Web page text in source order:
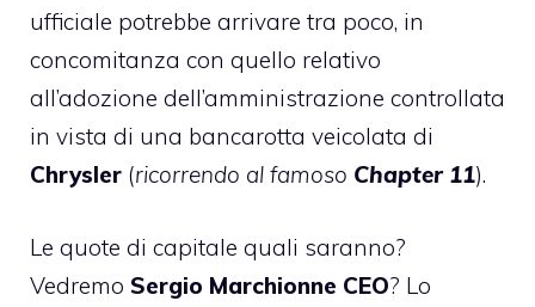
ufficiale potrebbe arrivare tra poco, in
concomitanza con quello relativo
all’adozione dell’amministrazione controllata
in vista di una bancarotta veicolata di
Chrysler (ricorrendo al famoso Chapter 11).
Le quote di capitale quali saranno?
Vedremo Sergio Marchionne CEO? Lo